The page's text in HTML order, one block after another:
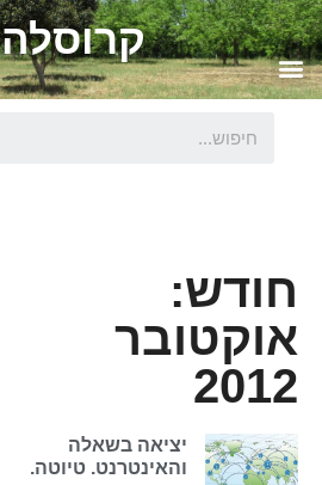
קרוסלה
חודש:
אוקטובר
2012
יציאה בשאלה
והאינטרנט. טיוטה.